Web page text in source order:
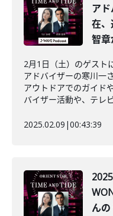
ア
在
智章
2月1日（土）のゲスト
アドバイザーの寒川一
アウトドアでのガイド
バイザー活動や、テレ
2025.02.09 |00:43:39
ん